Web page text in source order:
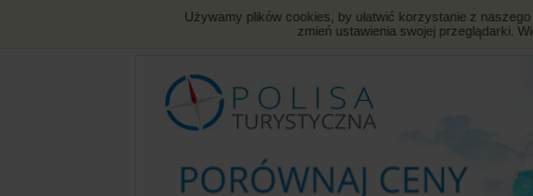
Używamy plików cookies, by ułatwić korzystanie z
zmień ustawienia swojej przeglądarki.